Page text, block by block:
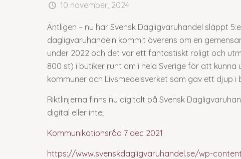
10 november, 2024
Äntligen – nu har Svensk Dagligvaruhandel släppt
dagligvaruhandeln kommit överens om en
under 2022 och det var ett fantastiskt roligt och
800 st) i butiker runt om i hela Sverige för att
kommuner och Livsmedelsverket som gav ett djup i
Riktlinjerna finns nu digitalt på Svensk
digital eller inte;
Kommunikationsråd 7 dec 2021
https://www.svenskdagligvaruhandel.se/wp-